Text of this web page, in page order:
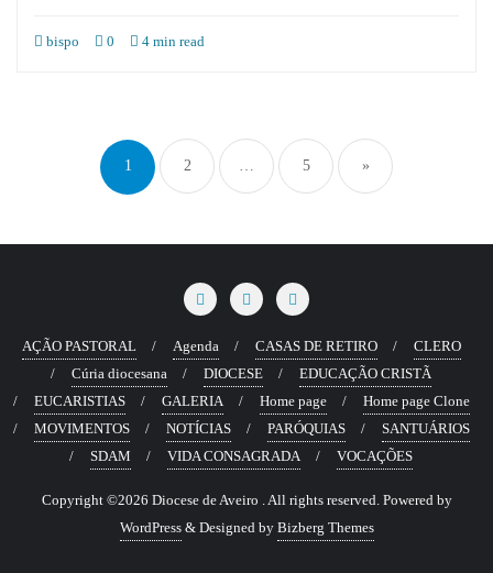
bispo 0 4 min read
dos
conteúdos
1 2 5 »
AÇÃO PASTORAL Agenda CASAS DE RETIRO
CLERO
Cúria diocesana
DIOCESE
EDUCAÇÃO CRISTÃ
EUCARISTIAS
GALERIA Home page
Home page Clone
MOVIMENTOS
NOTÍCIAS PARÓQUIAS
SANTUÁRIOS
SDAM
VIDA CONSAGRADA VOCAÇÕES
Copyright ©2026 Diocese de Aveiro . All rights reserved. Powered by
WordPress & Designed by Bizberg Themes